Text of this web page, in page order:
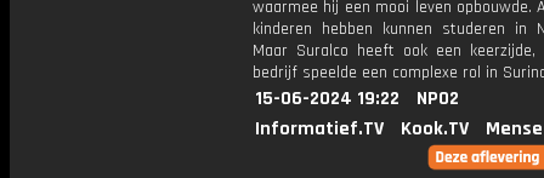
waarmee hij een mooi leven opbouwde.
kinderen hebben kunnen studeren in
Maar Suralco heeft ook een
bedrijf speelde een complexe rol in
15-06-2024 19:22
NPO2
Informatief.TV
Kook.TV